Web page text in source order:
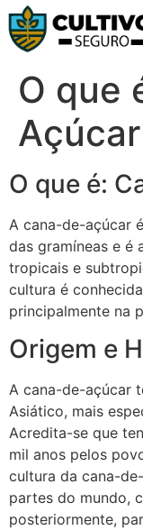
O que
Açúcar
O que é:
A cana-de-açúcar
das gramíneas e é
tropicais e
cultura é
principalmente na
Origem e
A cana-de-açúcar
Asiático, mais
Acredita-se que
mil anos pelos
cultura da cana-
partes do mundo,
posteriormente,